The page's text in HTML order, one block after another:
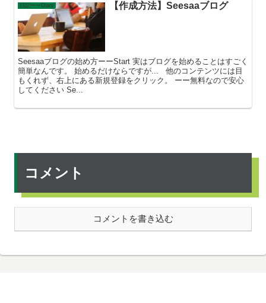
日記ーーDiary 【作成方法】Seesaaブログ
Seesaaブログの始め方ーーStart 実はブログを始めることはすごく
簡単なんです。 始めるだけならですが... 他のコンテンツには目
もくれず、右上にある新規登録をクリック。 ーー無料なので安心
してください Se...
コメント
コメントを書き込む